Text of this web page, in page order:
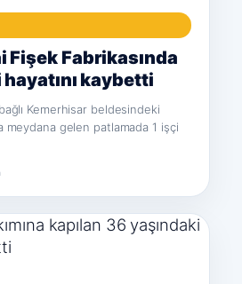
Fişek Fabrikasında
kaybetti
Kemerhisar beldesindeki
meydana gelen patlamada 1 işçi